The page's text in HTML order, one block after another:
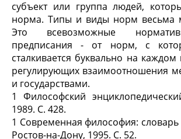
субъект или группа людей,
норма. Типы и виды норм весьма
Это всевозможные
предписания - от норм, с
сталкивается буквально на
регулирующих взаимоотношения
и государствами.
1 Философский
1989. С. 428.
1 Современная философия: словарь
Ростов-на-Дону, 1995. С. 52.